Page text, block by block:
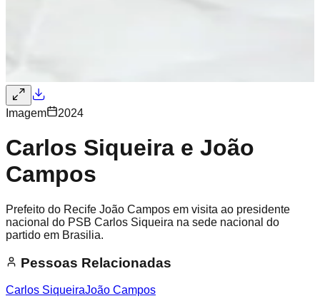
Imagem 2024
Carlos Siqueira e João
Campos
Prefeito do Recife João Campos em visita ao presidente
nacional do PSB Carlos Siqueira na sede nacional do
partido em Brasilia.
Pessoas Relacionadas
Carlos SiqueiraJoão Campos